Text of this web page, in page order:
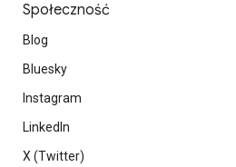
Społeczność
Blog
Bluesky
Instagram
LinkedIn
X (Twitter)